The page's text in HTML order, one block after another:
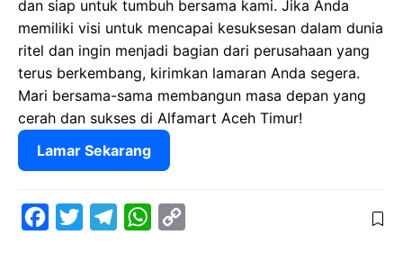
dan siap untuk tumbuh bersama kami. Jika Anda
memiliki visi untuk mencapai kesuksesan dalam dunia
ritel dan ingin menjadi bagian dari perusahaan yang
terus berkembang, kirimkan lamaran Anda segera.
Mari bersama-sama membangun masa depan yang
cerah dan sukses di Alfamart Aceh Timur!
Lamar Sekarang
W